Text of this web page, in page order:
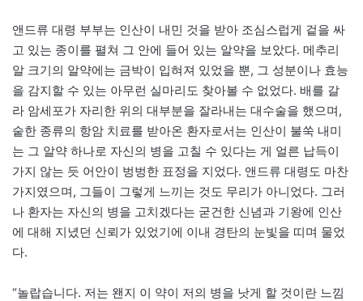
앤드류 대령 부부는 인산이 내민 것을 받아 조심스럽게 겉을 싸
고 있는 종이를 펼쳐 그 안에 들어 있는 알약을 보았다. 메추리
알 크기의 알약에는 금박이 입혀져 있었을 뿐, 그 성분이나 효능
을 감지할 수 있는 아무런 실마리도 찾아볼 수 없었다. 배를 갈
라 암세포가 자리한 위의 대부분을 잘라내는 대수술을 했으며,
숱한 종류의 항암 치료를 받아온 환자로서는 인산이 불쑥 내미
는 그 알약 하나로 자신의 병을 고칠 수 있다는 게 얼른 납득이
가지 않는 듯 어안이 벙벙한 표정을 지었다. 앤드류 대령도 마찬
가지였으며, 그들이 그렇게 느끼는 것도 무리가 아니었다. 그러
나 환자는 자신의 병을 고치겠다는 굳건한 신념과 기왕에 인산
에 대해 지녔던 신뢰가 있었기에 이내 경탄의 눈빛을 띠며 물었
다.
“놀랍습니다. 저는 왠지 이 약이 저의 병을 낫게 할 것이란 느낌